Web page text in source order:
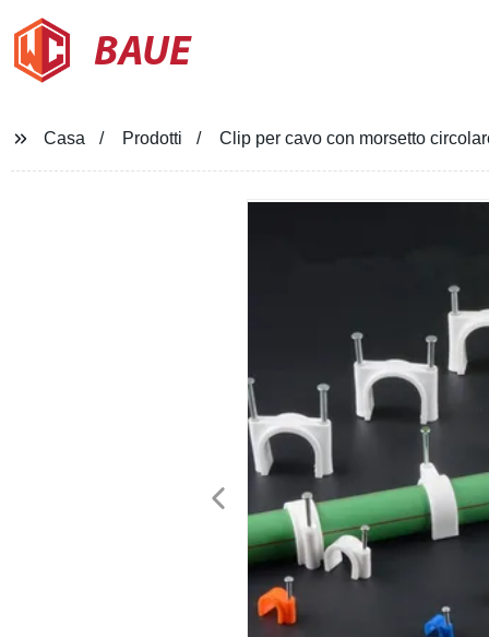
BAUE
Casa Prodotti Clip per cavo con morsetto